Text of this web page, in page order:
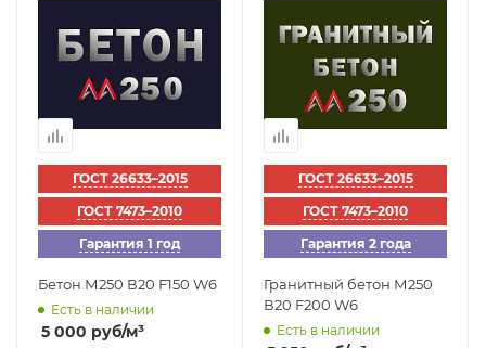
ГОСТ 26633–2015
ГОСТ 7473–2010
Гарантия 1 год
Бетон М250 В20 F150 W6
Есть в наличии
5 000 руб/м³
ГОСТ 26633–2015
ГОСТ 7473–2010
Гарантия 2 года
Гранитный бетон М250
В20 F200 W6
Есть в наличии